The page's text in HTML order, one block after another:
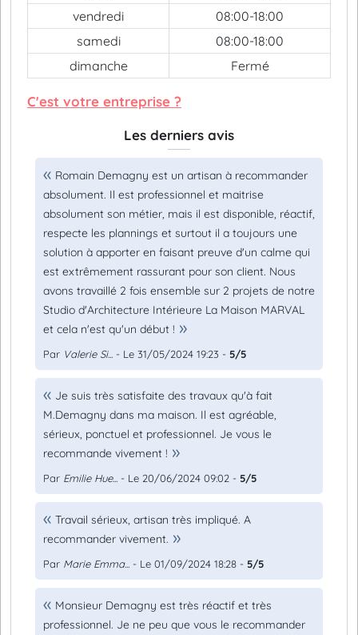
vendredi
08:00-18:00
samedi
08:00-18:00
dimanche
Fermé
C'est votre entreprise ?
Les derniers avis
Romain Demagny est un artisan à recommander
absolument. Il est professionnel et maitrise
absolument son métier, mais il est disponible, réactif,
respecte les plannings et surtout il a toujours une
solution à apporter en faisant preuve d'un calme qui
est extrêmement rassurant pour son client. Nous
avons travaillé 2 fois ensemble sur 2 projets de notre
Studio d'Architecture Intérieure La Maison MARVAL
et cela n'est qu'un début !
Par Valerie Si... - Le 31/05/2024 19:23 - 5/5
Je suis très satisfaite des travaux qu'à fait
M.Demagny dans ma maison. Il est agréable,
sérieux, ponctuel et professionnel. Je vous le
recommande vivement !
Par Emilie Hue... - Le 20/06/2024 09:02 - 5/5
Travail sérieux, artisan très impliqué. A
recommander vivement.
Par Marie Emma... - Le 01/09/2024 18:28 - 5/5
Monsieur Demagny est très réactif et très
professionnel. Je ne peu que vous le recommander